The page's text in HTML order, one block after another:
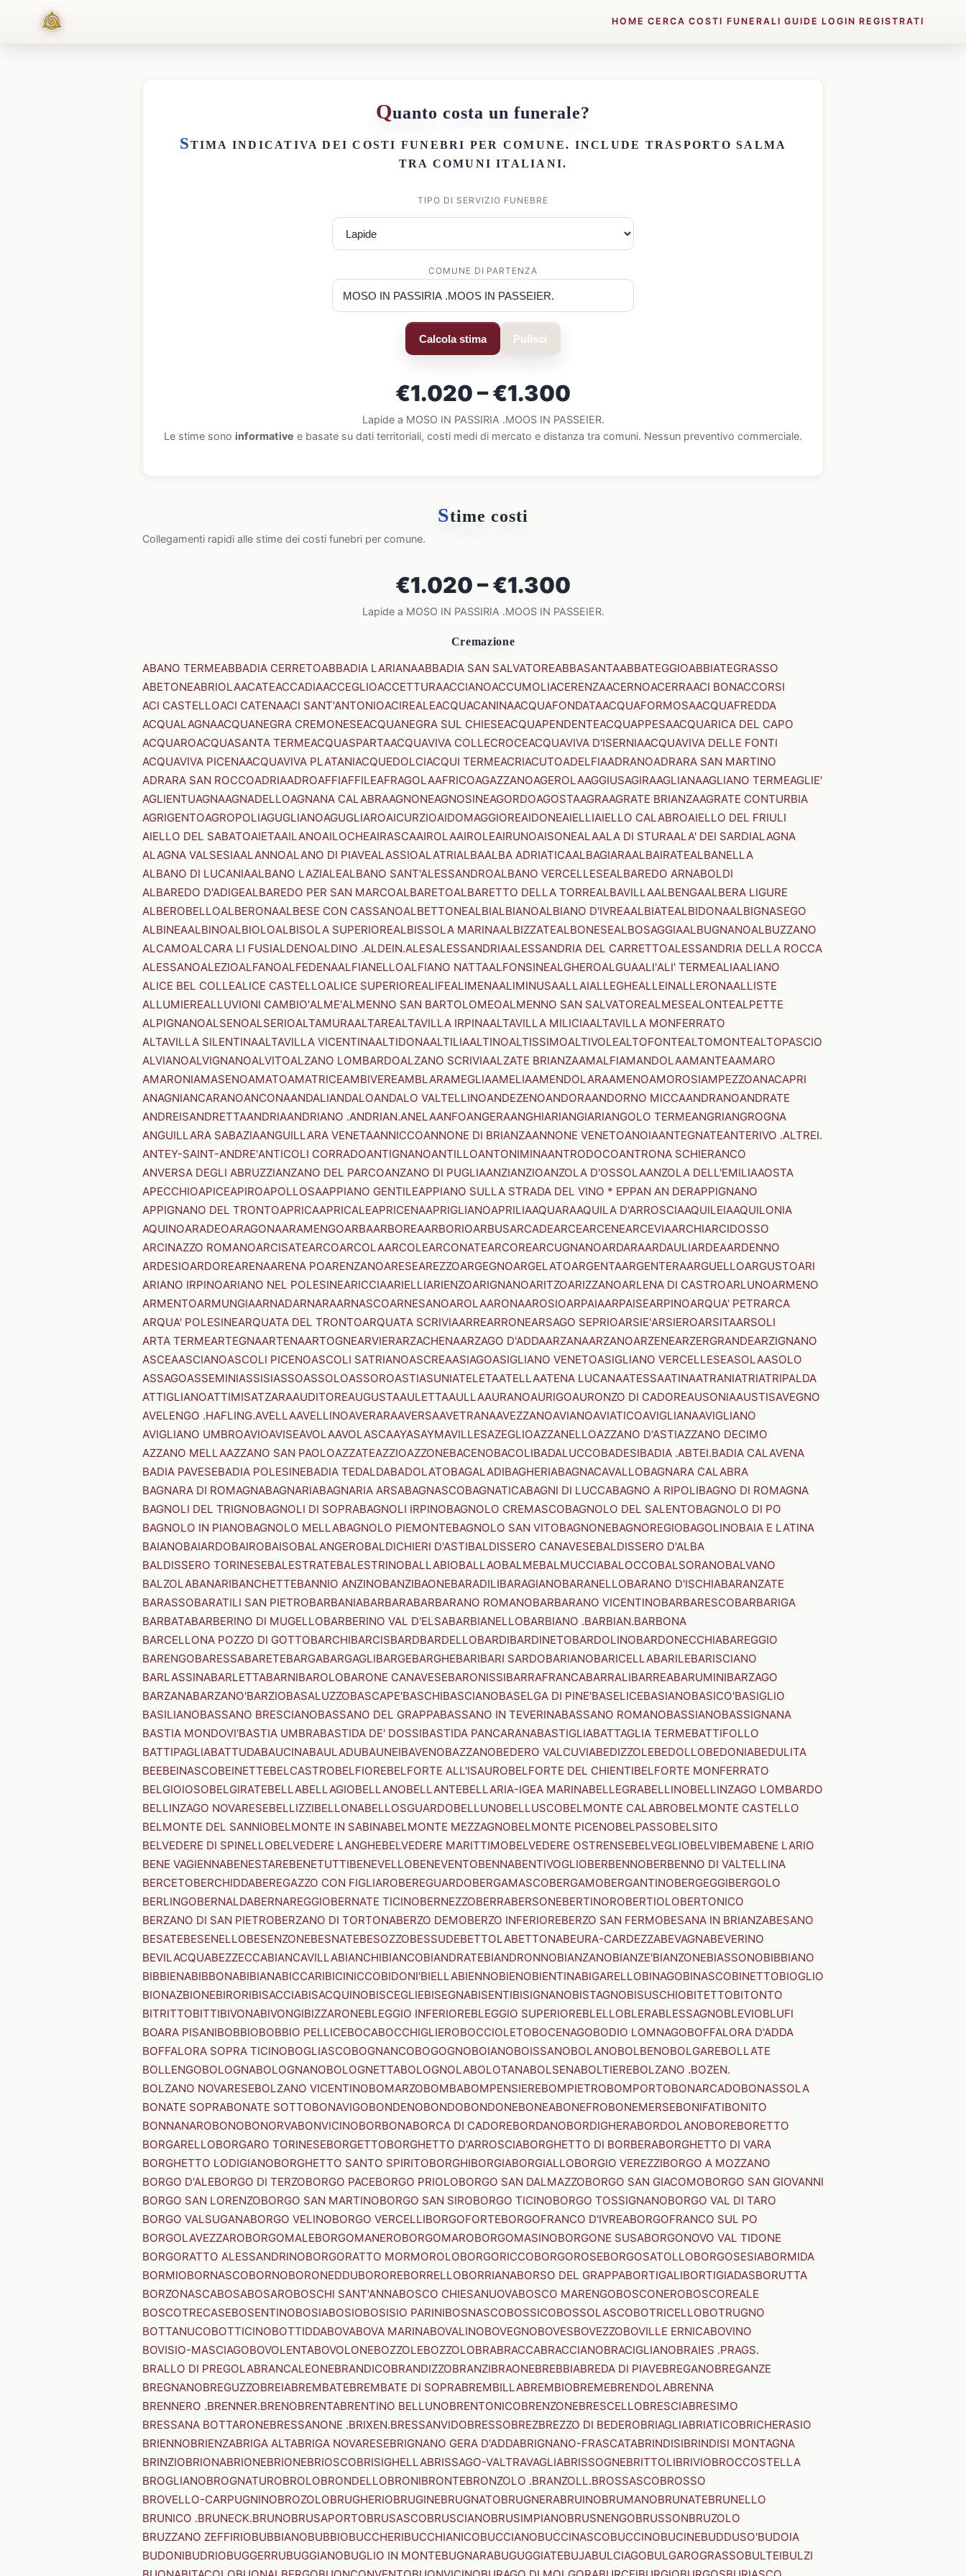
HOME CERCA COSTI FUNERALI GUIDE LOGIN REGISTRATI
Quanto costa un funerale?
STIMA INDICATIVA DEICOSTI FUNEBRI PER COMUNE. INCLUDE TRASPORTO SALMA
TRA COMUNI ITALIANI.
TIPO DI SERVIZIO FUNEBRE
COMUNE DI PARTENZA
Calcola stima Pulisci
€1.020 – €1.300
Lapide a MOSO IN PASSIRIA .MOOS IN PASSEIER.
Le stime sono informative e basate su dati territoriali, costi medi di mercato e distanza tra comuni. Nessun preventivo commerciale.
Stime costi
Collegamenti rapidi alle stime dei costi funebri per comune.
€1.020 – €1.300
Lapide a MOSO IN PASSIRIA .MOOS IN PASSEIER.
Cremazione
ABANO TERMEABBADIA CERRETOABBADIA LARIANAABBADIA SAN SALVATOREABBASANTAABBATEGGIOABBIATEGRASSO
ABETONEABRIOLAACATEACCADIAACCEGLIOACCETTURAACCIANOACCUMOLIACERENZAACERNOACERRAACI BONACCORSI
ACI CASTELLOACI CATENAACI SANT'ANTONIOACIREALEACQUACANINAACQUAFONDATAACQUAFORMOSAACQUAFREDDA
ACQUALAGNAACQUANEGRA CREMONESEACQUANEGRA SUL CHIESEACQUAPENDENTEACQUAPPESAACQUARICA DEL CAPO
ACQUAROACQUASANTA TERMEACQUASPARTAACQUAVIVA COLLECROCEACQUAVIVA D'ISERNIAACQUAVIVA DELLE FONTI
ACQUAVIVA PICENAACQUAVIVA PLATANIACQUEDOLCIACQUI TERMEACRIACUTOADELFIAADRANOADRARA SAN MARTINO
ADRARA SAN ROCCOADRIAADROAFFIAFFILEAFRAGOLAAFRICOAGAZZANOAGEROLAAGGIUSAGIRAAGLIANAAGLIANO TERMEAGLIE'
AGLIENTUAGNAAGNADELLOAGNANA CALABRAAGNONEAGNOSINEAGORDOAGOSTAAGRAAGRATE BRIANZAAGRATE CONTURBIA
AGRIGENTOAGROPOLIAGUGLIANOAGUGLIAROAICURZIOAIDOMAGGIOREAIDONEAIELLIAIELLO CALABROAIELLO DEL FRIULI
AIELLO DEL SABATOAIETAAILANOAILOCHEAIRASCAAIROLAAIROLEAIRUNOAISONEALAALA DI STURAALA' DEI SARDIALAGNA
ALAGNA VALSESIAALANNOALANO DI PIAVEALASSIOALATRIALBAALBA ADRIATICAALBAGIARAALBAIRATEALBANELLA
ALBANO DI LUCANIAALBANO LAZIALEALBANO SANT'ALESSANDROALBANO VERCELLESEALBAREDO ARNABOLDI
ALBAREDO D'ADIGEALBAREDO PER SAN MARCOALBARETOALBARETTO DELLA TORREALBAVILLAALBENGAALBERA LIGURE
ALBEROBELLOALBERONAALBESE CON CASSANOALBETTONEALBIALBIANOALBIANO D'IVREAALBIATEALBIDONAALBIGNASEGO
ALBINEAALBINOALBIOLOALBISOLA SUPERIOREALBISSOLA MARINAALBIZZATEALBONESEALBOSAGGIAALBUGNANOALBUZZANO
ALCAMOALCARA LI FUSIALDENOALDINO .ALDEIN.ALESALESSANDRIAALESSANDRIA DEL CARRETTOALESSANDRIA DELLA ROCCA
ALESSANOALEZIOALFANOALFEDENAALFIANELLOALFIANO NATTAALFONSINEALGHEROALGUAALI'ALI' TERMEALIAALIANO
ALICE BEL COLLEALICE CASTELLOALICE SUPERIOREALIFEALIMENAALIMINUSAALLAIALLEGHEALLEINALLERONAALLISTE
ALLUMIEREALLUVIONI CAMBIO'ALME'ALMENNO SAN BARTOLOMEOALMENNO SAN SALVATOREALMESEALONTEALPETTE
ALPIGNANOALSENOALSERIOALTAMURAALTAREALTAVILLA IRPINAALTAVILLA MILICIAALTAVILLA MONFERRATO
ALTAVILLA SILENTINAALTAVILLA VICENTINAALTIDONAALTILIAALTINOALTISSIMOALTIVOLEALTOFONTEALTOMONTEALTOPASCIO
ALVIANOALVIGNANOALVITOALZANO LOMBARDOALZANO SCRIVIAALZATE BRIANZAAMALFIAMANDOLAAMANTEAAMARO
AMARONIAMASENOAMATOAMATRICEAMBIVEREAMBLARAMEGLIAAMELIAAMENDOLARAAMENOAMOROSIAMPEZZOANACAPRI
ANAGNIANCARANOANCONAANDALIANDALOANDALO VALTELLINOANDEZENOANDORAANDORNO MICCAANDRANOANDRATE
ANDREISANDRETTAANDRIAANDRIANO .ANDRIAN.ANELAANFOANGERAANGHIARIANGIARIANGOLO TERMEANGRIANGROGNA
ANGUILLARA SABAZIAANGUILLARA VENETAANNICCOANNONE DI BRIANZAANNONE VENETOANOIAANTEGNATEANTERIVO .ALTREI.
ANTEY-SAINT-ANDRE'ANTICOLI CORRADOANTIGNANOANTILLOANTONIMINAANTRODOCOANTRONA SCHIERANCO
ANVERSA DEGLI ABRUZZIANZANO DEL PARCOANZANO DI PUGLIAANZIANZIOANZOLA D'OSSOLAANZOLA DELL'EMILIAAOSTA
APECCHIOAPICEAPIROAPOLLOSAAPPIANO GENTILEAPPIANO SULLA STRADA DEL VINO * EPPAN AN DERAPPIGNANO
APPIGNANO DEL TRONTOAPRICAAPRICALEAPRICENAAPRIGLIANOAPRILIAAQUARAAQUILA D'ARROSCIAAQUILEIAAQUILONIA
AQUINOARADEOARAGONAARAMENGOARBAARBOREAARBORIOARBUSARCADEARCEARCENEARCEVIAARCHIARCIDOSSO
ARCINAZZO ROMANOARCISATEARCOARCOLAARCOLEARCONATEARCOREARCUGNANOARDARAARDAULIARDEAARDENNO
ARDESIOARDOREARENAARENA POARENZANOARESEAREZZOARGEGNOARGELATOARGENTAARGENTERAARGUELLOARGUSTOARI
ARIANO IRPINOARIANO NEL POLESINEARICCIAARIELLIARIENZOARIGNANOARITZOARIZZANOARLENA DI CASTROARLUNOARMENO
ARMENTOARMUNGIAARNADARNARAARNASCOARNESANOAROLAARONAAROSIOARPAIAARPAISEARPINOARQUA' PETRARCA
ARQUA' POLESINEARQUATA DEL TRONTOARQUATA SCRIVIAARREARRONEARSAGO SEPRIOARSIE'ARSIEROARSITAARSOLI
ARTA TERMEARTEGNAARTENAARTOGNEARVIERARZACHENAARZAGO D'ADDAARZANAARZANOARZENEARZERGRANDEARZIGNANO
ASCEAASCIANOASCOLI PICENOASCOLI SATRIANOASCREAASIAGOASIGLIANO VENETOASIGLIANO VERCELLESEASOLAASOLO
ASSAGOASSEMINIASSISIASSOASSOLOASSOROASTIASUNIATELETAATELLAATENA LUCANAATESSAATINAATRANIATRIATRIPALDA
ATTIGLIANOATTIMISATZARAAUDITOREAUGUSTAAULETTAAULLAAURANOAURIGOAURONZO DI CADOREAUSONIAAUSTISAVEGNO
AVELENGO .HAFLING.AVELLAAVELLINOAVERARAAVERSAAVETRANAAVEZZANOAVIANOAVIATICOAVIGLIANAAVIGLIANO
AVIGLIANO UMBROAVIOAVISEAVOLAAVOLASCAAYASAYMAVILLESAZEGLIOAZZANELLOAZZANO D'ASTIAZZANO DECIMO
AZZANO MELLAAZZANO SAN PAOLOAZZATEAZZIOAZZONEBACENOBACOLIBADALUCCOBADESIBADIA .ABTEI.BADIA CALAVENA
BADIA PAVESEBADIA POLESINEBADIA TEDALDABADOLATOBAGALADIBAGHERIABAGNACAVALLOBAGNARA CALABRA
BAGNARA DI ROMAGNABAGNARIABAGNARIA ARSABAGNASCOBAGNATICABAGNI DI LUCCABAGNO A RIPOLIBAGNO DI ROMAGNA
BAGNOLI DEL TRIGNOBAGNOLI DI SOPRABAGNOLI IRPINOBAGNOLO CREMASCOBAGNOLO DEL SALENTOBAGNOLO DI PO
BAGNOLO IN PIANOBAGNOLO MELLABAGNOLO PIEMONTEBAGNOLO SAN VITOBAGNONEBAGNOREGIOBAGOLINOBAIA E LATINA
BAIANOBAIARDOBAIROBAISOBALANGEROBALDICHIERI D'ASTIBALDISSERO CANAVESEBALDISSERO D'ALBA
BALDISSERO TORINESEBALESTRATEBALESTRINOBALLABIOBALLAOBALMEBALMUCCIABALOCCOBALSORANOBALVANO
BALZOLABANARIBANCHETTEBANNIO ANZINOBANZIBAONEBARADILIBARAGIANOBARANELLOBARANO D'ISCHIABARANZATE
BARASSOBARATILI SAN PIETROBARBANIABARBARABARBARANO ROMANOBARBARANO VICENTINOBARBARESCOBARBARIGA
BARBATABARBERINO DI MUGELLOBARBERINO VAL D'ELSABARBIANELLOBARBIANO .BARBIAN.BARBONA
BARCELLONA POZZO DI GOTTOBARCHIBARCISBARDBARDELLOBARDIBARDINETOBARDOLINOBARDONECCHIABAREGGIO
BARENGOBARESSABARETEBARGABARGAGLIBARGEBARGHEBARIBARI SARDOBARIANOBARICELLABARILEBARISCIANO
BARLASSINABARLETTABARNIBAROLOBARONE CANAVESEBARONISSIBARRAFRANCABARRALIBARREABARUMINIBARZAGO
BARZANABARZANO'BARZIOBASALUZZOBASCAPE'BASCHIBASCIANOBASELGA DI PINE'BASELICEBASIANOBASICO'BASIGLIO
BASILIANOBASSANO BRESCIANOBASSANO DEL GRAPPABASSANO IN TEVERINABASSANO ROMANOBASSIANOBASSIGNANA
BASTIA MONDOVI'BASTIA UMBRABASTIDA DE' DOSSIBASTIDA PANCARANABASTIGLIABATTAGLIA TERMEBATTIFOLLO
BATTIPAGLIABATTUDABAUCINABAULADUBAUNEIBAVENOBAZZANOBEDERO VALCUVIABEDIZZOLEBEDOLLOBEDONIABEDULITA
BEEBEINASCOBEINETTEBELCASTROBELFIOREBELFORTE ALL'ISAUROBELFORTE DEL CHIENTIBELFORTE MONFERRATO
BELGIOIOSOBELGIRATEBELLABELLAGIOBELLANOBELLANTEBELLARIA-IGEA MARINABELLEGRABELLINOBELLINZAGO LOMBARDO
BELLINZAGO NOVARESEBELLIZZIBELLONABELLOSGUARDOBELLUNOBELLUSCOBELMONTE CALABROBELMONTE CASTELLO
BELMONTE DEL SANNIOBELMONTE IN SABINABELMONTE MEZZAGNOBELMONTE PICENOBELPASSOBELSITO
BELVEDERE DI SPINELLOBELVEDERE LANGHEBELVEDERE MARITTIMOBELVEDERE OSTRENSEBELVEGLIOBELVIBEMABENE LARIO
BENE VAGIENNABENESTAREBENETUTTIBENEVELLOBENEVENTOBENNABENTIVOGLIOBERBENNOBERBENNO DI VALTELLINA
BERCETOBERCHIDDABEREGAZZO CON FIGLIAROBEREGUARDOBERGAMASCOBERGAMOBERGANTINOBERGEGGIBERGOLO
BERLINGOBERNALDABERNAREGGIOBERNATE TICINOBERNEZZOBERRABERSONEBERTINOROBERTIOLOBERTONICO
BERZANO DI SAN PIETROBERZANO DI TORTONABERZO DEMOBERZO INFERIOREBERZO SAN FERMOBESANA IN BRIANZABESANO
BESATEBESENELLOBESENZONEBESNATEBESOZZOBESSUDEBETTOLABETTONABEURA-CARDEZZABEVAGNABEVERINO
BEVILACQUABEZZECCABIANCAVILLABIANCHIBIANCOBIANDRATEBIANDRONNOBIANZANOBIANZE'BIANZONEBIASSONOBIBBIANO
BIBBIENABIBBONABIBIANABICCARIBICINICCOBIDONI'BIELLABIENNOBIENOBIENTINABIGARELLOBINAGOBINASCOBINETTOBIOGLIO
BIONAZBIONEBIRORIBISACCIABISACQUINOBISCEGLIEBISEGNABISENTIBISIGNANOBISTAGNOBISUSCHIOBITETTOBITONTO
BITRITTOBITTIBIVONABIVONGIBIZZARONEBLEGGIO INFERIOREBLEGGIO SUPERIOREBLELLOBLERABLESSAGNOBLEVIOBLUFI
BOARA PISANIBOBBIOBOBBIO PELLICEBOCABOCCHIGLIEROBOCCIOLETOBOCENAGOBODIO LOMNAGOBOFFALORA D'ADDA
BOFFALORA SOPRA TICINOBOGLIASCOBOGNANCOBOGOGNOBOIANOBOISSANOBOLANOBOLBENOBOLGAREBOLLATE
BOLLENGOBOLOGNABOLOGNANOBOLOGNETTABOLOGNOLABOLOTANABOLSENABOLTIEREBOLZANO .BOZEN.
BOLZANO NOVARESEBOLZANO VICENTINOBOMARZOBOMBABOMPENSIEREBOMPIETROBOMPORTOBONARCADOBONASSOLA
BONATE SOPRABONATE SOTTOBONAVIGOBONDENOBONDOBONDONEBONEABONEFROBONEMERSEBONIFATIBONITO
BONNANAROBONOBONORVABONVICINOBORBONABORCA DI CADOREBORDANOBORDIGHERABORDOLANOBOREBORETTO
BORGARELLOBORGARO TORINESEBORGETTOBORGHETTO D'ARROSCIABORGHETTO DI BORBERABORGHETTO DI VARA
BORGHETTO LODIGIANOBORGHETTO SANTO SPIRITOBORGHIBORGIABORGIALLOBORGIO VEREZZIBORGO A MOZZANO
BORGO D'ALEBORGO DI TERZOBORGO PACEBORGO PRIOLOBORGO SAN DALMAZZOBORGO SAN GIACOMOBORGO SAN GIOVANNI
BORGO SAN LORENZOBORGO SAN MARTINOBORGO SAN SIROBORGO TICINOBORGO TOSSIGNANOBORGO VAL DI TARO
BORGO VALSUGANABORGO VELINOBORGO VERCELLIBORGOFORTEBORGOFRANCO D'IVREABORGOFRANCO SUL PO
BORGOLAVEZZAROBORGOMALEBORGOMANEROBORGOMAROBORGOMASINOBORGONE SUSABORGONOVO VAL TIDONE
BORGORATTO ALESSANDRINOBORGORATTO MORMOROLOBORGORICCOBORGOROSEBORGOSATOLLOBORGOSESIABORMIDA
BORMIOBORNASCOBORNOBORONEDDUBOROREBORRELLOBORRIANABORSO DEL GRAPPABORTIGALIBORTIGIADASBORUTTA
BORZONASCABOSABOSAROBOSCHI SANT'ANNABOSCO CHIESANUOVABOSCO MARENGOBOSCONEROBOSCOREALE
BOSCOTRECASEBOSENTINOBOSIABOSIOBOSISIO PARINIBOSNASCOBOSSICOBOSSOLASCOBOTRICELLOBOTRUGNO
BOTTANUCOBOTTICINOBOTTIDDABOVABOVA MARINABOVALINOBOVEGNOBOVESBOVEZZOBOVILLE ERNICABOVINO
BOVISIO-MASCIAGOBOVOLENTABOVOLONEBOZZOLEBOZZOLOBRABRACCABRACCIANOBRACIGLIANOBRAIES .PRAGS.
BRALLO DI PREGOLABRANCALEONEBRANDICOBRANDIZZOBRANZIBRAONEBREBBIABREDA DI PIAVEBREGANOBREGANZE
BREGNANOBREGUZZOBREIABREMBATEBREMBATE DI SOPRABREMBILLABREMBIOBREMEBRENDOLABRENNA
BRENNERO .BRENNER.BRENOBRENTABRENTINO BELLUNOBRENTONICOBRENZONEBRESCELLOBRESCIABRESIMO
BRESSANA BOTTARONEBRESSANONE .BRIXEN.BRESSANVIDOBRESSOBREZBREZZO DI BEDEROBRIAGLIABRIATICOBRICHERASIO
BRIENNOBRIENZABRIGA ALTABRIGA NOVARESEBRIGNANO GERA D'ADDABRIGNANO-FRASCATABRINDISIBRINDISI MONTAGNA
BRINZIOBRIONABRIONEBRIONEBRIOSCOBRISIGHELLABRISSAGO-VALTRAVAGLIABRISSOGNEBRITTOLIBRIVIOBROCCOSTELLA
BROGLIANOBROGNATUROBROLOBRONDELLOBRONIBRONTEBRONZOLO .BRANZOLL.BROSSASCOBROSSO
BROVELLO-CARPUGNINOBROZOLOBRUGHERIOBRUGINEBRUGNATOBRUGNERABRUINOBRUMANOBRUNATEBRUNELLO
BRUNICO .BRUNECK.BRUNOBRUSAPORTOBRUSASCOBRUSCIANOBRUSIMPIANOBRUSNENGOBRUSSONBRUZOLO
BRUZZANO ZEFFIRIOBUBBIANOBUBBIOBUCCHERIBUCCHIANICOBUCCIANOBUCCINASCOBUCCINOBUCINEBUDDUSO'BUDOIA
BUDONIBUDRIOBUGGERRUBUGGIANOBUGLIO IN MONTEBUGNARABUGUGGIATEBUJABULCIAGOBULGAROGRASSOBULTEIBULZI